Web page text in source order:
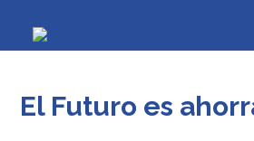
El Futuro es